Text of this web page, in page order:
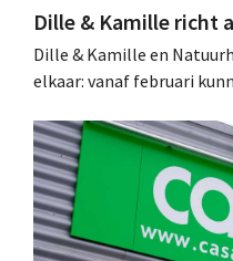
Dille & Kamille richt
Dille & Kamille en
elkaar: vanaf februari
Nederland. Deze huisjes
zijn aangekleed met
Kamille. .